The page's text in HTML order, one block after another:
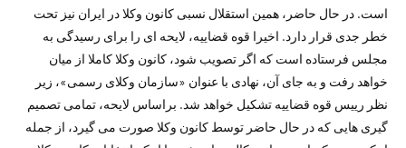
است. در حال حاضر، همین استقلال نسبی کانون وکلا در ایران نیز تحت
خطر جدی قرار دارد. اخیرا قوه قضاییه، لایحه ای را برای رسیدگی به
مجلس فرستاده است که اگر تصویب شود، کانون وکلا کاملا از میان
خواهد رفت و به جای آن، نهادی با عنوان «سازمان وکلای رسمی»، زیر
نظر رییس قوه قضاییه تشکیل خواهد شد. براساس لایحه، تمامی تصمیم
گیری هایی که در حال حاضر توسط کانون وکلا صورت می گیرد، از جمله